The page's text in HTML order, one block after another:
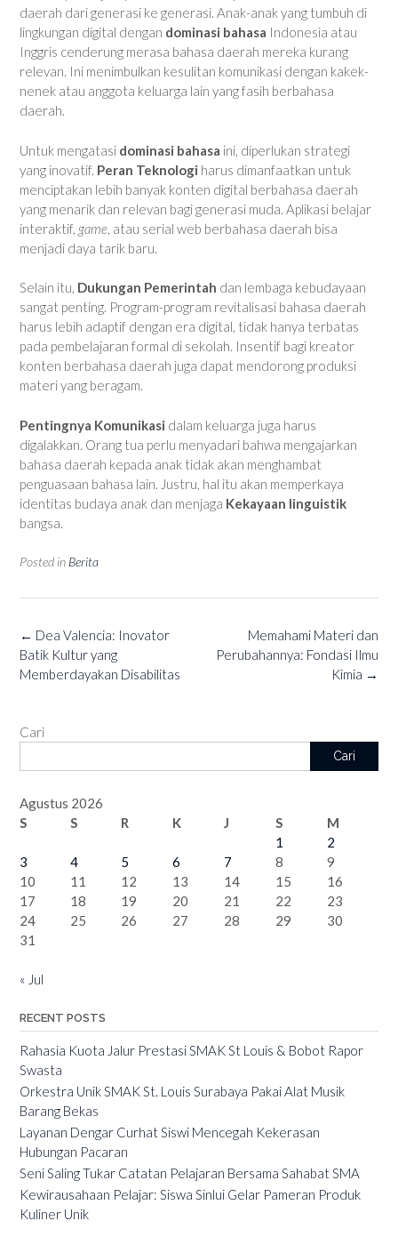
daerah dari generasi ke generasi. Anak-anak yang tumbuh di
lingkungan digital dengan dominasi bahasa Indonesia atau
Inggris cenderung merasa bahasa daerah mereka kurang
relevan. Ini menimbulkan kesulitan komunikasi dengan kakek-
nenek atau anggota keluarga lain yang fasih berbahasa
daerah.
Untuk mengatasi dominasi bahasa ini, diperlukan strategi
yang inovatif. Peran Teknologi harus dimanfaatkan untuk
menciptakan lebih banyak konten digital berbahasa daerah
yang menarik dan relevan bagi generasi muda. Aplikasi belajar
interaktif, game, atau serial web berbahasa daerah bisa
menjadi daya tarik baru.
Selain itu, Dukungan Pemerintah dan lembaga kebudayaan
sangat penting. Program-program revitalisasi bahasa daerah
harus lebih adaptif dengan era digital, tidak hanya terbatas
pada pembelajaran formal di sekolah. Insentif bagi kreator
konten berbahasa daerah juga dapat mendorong produksi
materi yang beragam.
Pentingnya Komunikasi dalam keluarga juga harus
digalakkan. Orang tua perlu menyadari bahwa mengajarkan
bahasa daerah kepada anak tidak akan menghambat
penguasaan bahasa lain. Justru, hal itu akan memperkaya
identitas budaya anak dan menjaga Kekayaan linguistik
bangsa.
Posted in Berita
Post
navigation
Memahami Materi dan
Perubahannya: Fondasi Ilmu
Kimia →
← Dea Valencia: Inovator
Batik Kultur yang
Memberdayakan Disabilitas
Cari
Cari
Agustus 2026
S
S R K J S
M
1
2
3
4 5 6 7 8
9
10
11 12 13 14 15
16
17
18 19 20 21 22
23
24
25 26 27 28 29
30
31
« Jul
RECENT POSTS
Rahasia Kuota Jalur Prestasi SMAK St Louis & Bobot Rapor
Swasta
Orkestra Unik SMAK St. Louis Surabaya Pakai Alat Musik
Barang Bekas
Layanan Dengar Curhat Siswi Mencegah Kekerasan
Hubungan Pacaran
Seni Saling Tukar Catatan Pelajaran Bersama Sahabat SMA
Kewirausahaan Pelajar: Siswa Sinlui Gelar Pameran Produk
Kuliner Unik